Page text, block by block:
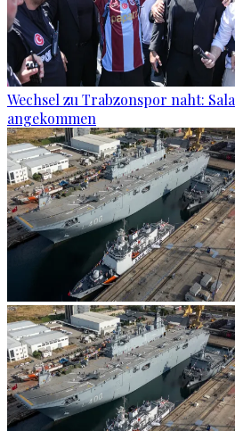
Wechsel zu Trabzonspor naht:
angekommen